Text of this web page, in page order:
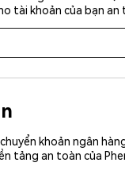
tài khoản của bạn
khoản ngân
an toàn của